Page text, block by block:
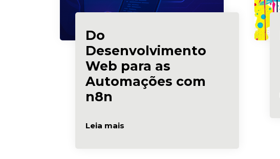
Do
Desenvolvimento
Web para as
Automações com
n8n
Leia mais